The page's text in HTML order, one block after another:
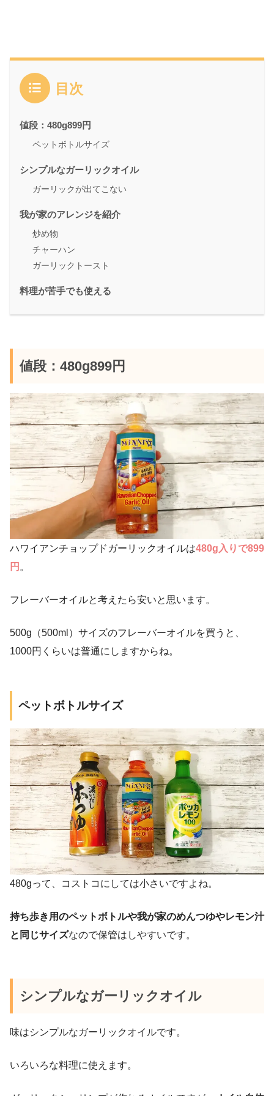
目次
値段：480g899円
ペットボトルサイズ
シンプルなガーリックオイル
ガーリックが出てこない
我が家のアレンジを紹介
炒め物
チャーハン
ガーリックトースト
料理が苦手でも使える
値段：480g899円
ハワイアンチョップドガーリックオイルは480g入りで899
円 。
フレーバーオイルと考えたら安いと思います。
500g（500ml）サイズのフレーバーオイルを買うと、
1000円くらいは普通にしますからね。
ペットボトルサイズ
480gって、コストコにしては小さいですよね。
持ち歩き用のペットボトルや我が家のめんつゆやレモン汁
と同じサイズなので保管はしやすいです。
シンプルなガーリックオイル
味はシンプルなガーリックオイルです。
いろいろな料理に使えます。